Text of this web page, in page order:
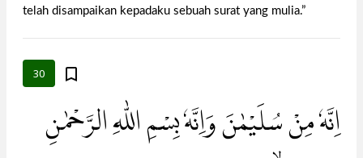
telah disampaikan kepadaku sebuah surat yang mulia.”
30
اِنَّهٗ مِنْ سُلَيْمٰنَ وَاِنَّهٗ بِسْمِ اللّٰهِ الرَّحْمٰنِ